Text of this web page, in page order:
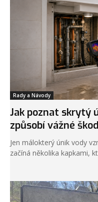
Rady a Návody
Jak poznat skrytý
způsobí vážné
Jen málokterý únik vody
začíná několika kapkami,